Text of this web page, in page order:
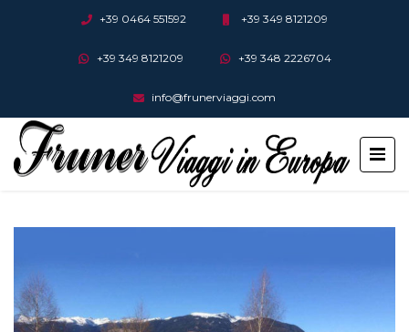
+39 0464 551592 +39 349 8121209
+39 349 8121209 +39 348 2226704
info@frunerviaggi.com